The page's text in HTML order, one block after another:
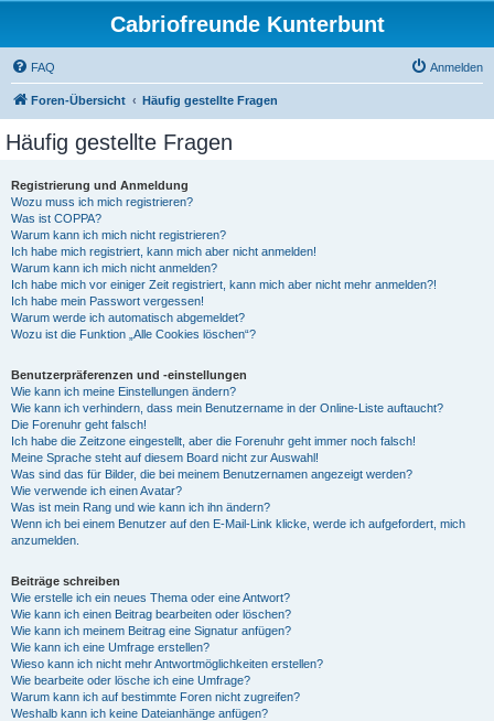
Cabriofreunde Kunterbunt
FAQ Anmelden
Foren-Übersicht Häufig gestellte Fragen
Häufig gestellte Fragen
Registrierung und Anmeldung
Wozu muss ich mich registrieren?
Was ist COPPA?
Warum kann ich mich nicht registrieren?
Ich habe mich registriert, kann mich aber nicht anmelden!
Warum kann ich mich nicht anmelden?
Ich habe mich vor einiger Zeit registriert, kann mich aber nicht mehr anmelden?!
Ich habe mein Passwort vergessen!
Warum werde ich automatisch abgemeldet?
Wozu ist die Funktion „Alle Cookies löschen“?
Benutzerpräferenzen und -einstellungen
Wie kann ich meine Einstellungen ändern?
Wie kann ich verhindern, dass mein Benutzername in der Online-Liste auftaucht?
Die Forenuhr geht falsch!
Ich habe die Zeitzone eingestellt, aber die Forenuhr geht immer noch falsch!
Meine Sprache steht auf diesem Board nicht zur Auswahl!
Was sind das für Bilder, die bei meinem Benutzernamen angezeigt werden?
Wie verwende ich einen Avatar?
Was ist mein Rang und wie kann ich ihn ändern?
Wenn ich bei einem Benutzer auf den E-Mail-Link klicke, werde ich aufgefordert, mich
anzumelden.
Beiträge schreiben
Wie erstelle ich ein neues Thema oder eine Antwort?
Wie kann ich einen Beitrag bearbeiten oder löschen?
Wie kann ich meinem Beitrag eine Signatur anfügen?
Wie kann ich eine Umfrage erstellen?
Wieso kann ich nicht mehr Antwortmöglichkeiten erstellen?
Wie bearbeite oder lösche ich eine Umfrage?
Warum kann ich auf bestimmte Foren nicht zugreifen?
Weshalb kann ich keine Dateianhänge anfügen?